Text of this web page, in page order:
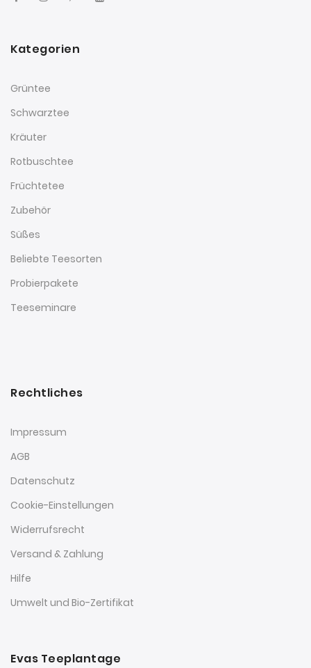
Kategorien
Grüntee
Schwarztee
Kräuter
Rotbuschtee
Früchtetee
Zubehör
Süßes
Beliebte Teesorten
Probierpakete
Teeseminare
Rechtliches
Impressum
AGB
Datenschutz
Cookie-Einstellungen
Widerrufsrecht
Versand & Zahlung
Hilfe
Umwelt und Bio-Zertifikat
Evas Teeplantage